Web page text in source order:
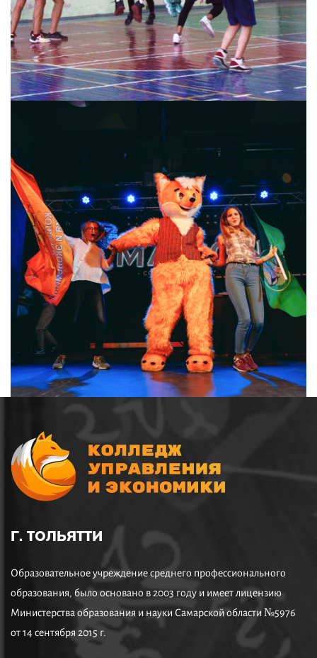
Г. ТОЛЬЯТТИ
Образовательное учреждение среднего профессионального
образования, было основано в 2003 году и имеет лицензию
Министерства образования и науки Самарской области №5976
от 14 сентября 2015 г.